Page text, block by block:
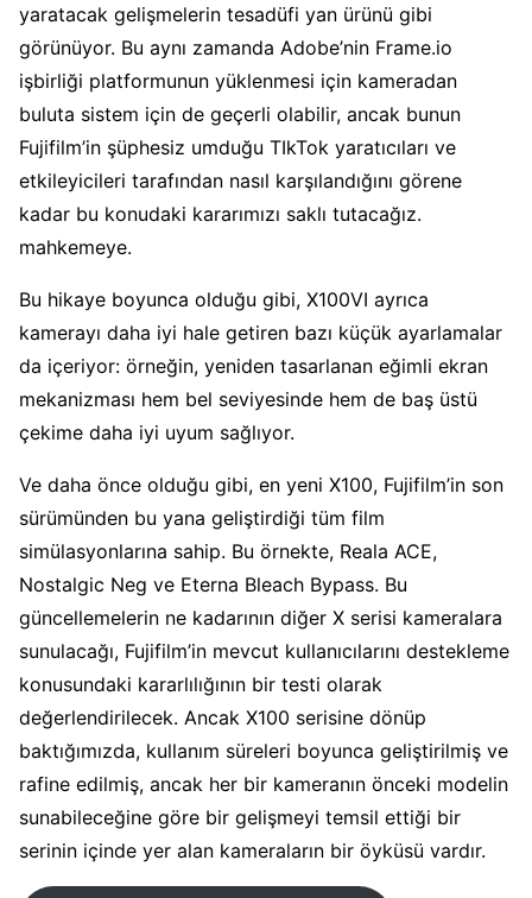
yaratacak gelişmelerin tesadüfi yan ürünü gibi
görünüyor. Bu aynı zamanda Adobe’nin Frame.io
işbirliği platformunun yüklenmesi için kameradan
buluta sistem için de geçerli olabilir, ancak bunun
Fujifilm’in şüphesiz umduğu TIkTok yaratıcıları ve
etkileyicileri tarafından nasıl karşılandığını görene
kadar bu konudaki kararımızı saklı tutacağız.
mahkemeye.
Bu hikaye boyunca olduğu gibi, X100VI ayrıca
kamerayı daha iyi hale getiren bazı küçük ayarlamalar
da içeriyor: örneğin, yeniden tasarlanan eğimli ekran
mekanizması hem bel seviyesinde hem de baş üstü
çekime daha iyi uyum sağlıyor.
Ve daha önce olduğu gibi, en yeni X100, Fujifilm’in son
sürümünden bu yana geliştirdiği tüm film
simülasyonlarına sahip. Bu örnekte, Reala ACE,
Nostalgic Neg ve Eterna Bleach Bypass. Bu
güncellemelerin ne kadarının diğer X serisi kameralara
sunulacağı, Fujifilm’in mevcut kullanıcılarını destekleme
konusundaki kararlılığının bir testi olarak
değerlendirilecek. Ancak X100 serisine dönüp
baktığımızda, kullanım süreleri boyunca geliştirilmiş ve
rafine edilmiş, ancak her bir kameranın önceki modelin
sunabileceğine göre bir gelişmeyi temsil ettiği bir
serinin içinde yer alan kameraların bir öyküsü vardır.